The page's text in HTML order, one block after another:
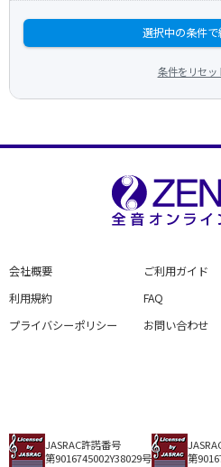
選択中の条件
条件をリセッ
会社概要
利用規約
プライバシーポリシー
ご利用ガイド
FAQ
お問い合わせ
JASRAC許諾番号
第9016745002Y38029号
第